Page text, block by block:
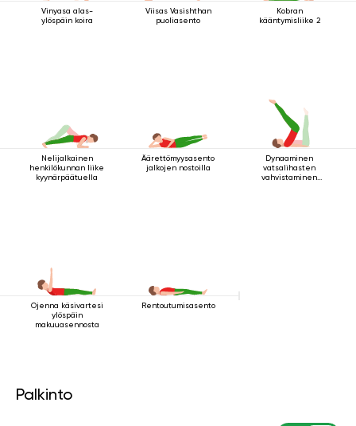
Vinyasa alas-
ylöspäin koira
Viisas Vasishthan
puoliasento
Kobran
kääntymisliike 2
Nelijalkainen
henkilökunnan liike
kyynärpäätuella
Äärettömyysasento
jalkojen nostoilla
Dynaaminen
vatsalihasten
vahvistaminen
Ojenna käsivartesi
ylöspäin
makuuasennosta
Rentoutumisasento
Palkinto